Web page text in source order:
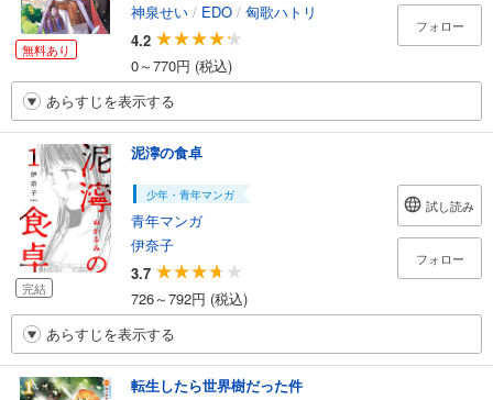
無料あり
神泉せい / EDO / 匈歌ハトリ
4.2
0～770円 (税込)
フォロー
あらすじを表示する
完結
泥濘の食卓
少年・青年マンガ
青年マンガ
伊奈子
3.7
726～792円 (税込)
試し読み
フォロー
あらすじを表示する
転生したら世界樹だった件